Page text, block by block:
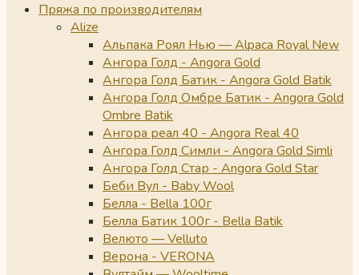
Пряжа по производителям
Alize
Альпака Роял Нью — Alpaca Royal New
Ангора Голд - Angora Gold
Ангора Голд Батик - Angora Gold Batik
Ангора Голд Омбре Батик - Angora Gold
Ombre Batik
Ангора реал 40 - Angora Real 40
Ангора Голд Симли - Angora Gold Simli
Ангора Голд Стар - Angora Gold Star
Беби Вул - Baby Wool
Белла - Bella 100г
Белла Батик 100г - Bella Batik
Велюто — Velluto
Верона - VERONA